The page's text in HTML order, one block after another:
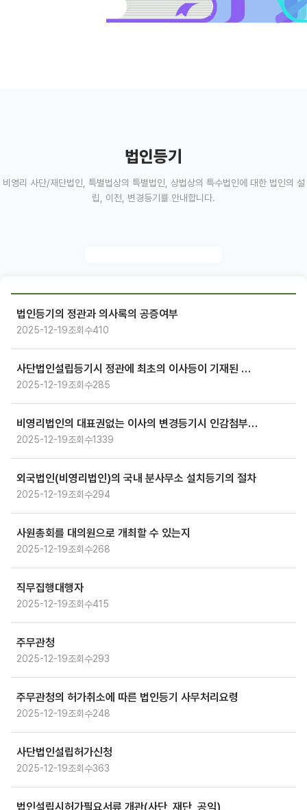
법인등기
비영리 사단/재단법인, 특별법상의 특별법인, 상법상의 특수법인에 대한 법인의 설
립, 이전, 변경등기를 안내합니다.
법인등기의 정관과 의사록의 공증여부
2025-12-19조회수410
사단법인설립등기시 정관에 최초의 이사등이 기재된 경우-이사의자격증명서면
2025-12-19조회수285
비영리법인의 대표권없는 이사의 변경등기시 인감첨부요부
2025-12-19조회수1339
외국법인(비영리법인)의 국내 분사무소 설치등기의 절차
2025-12-19조회수294
사원총회를 대의원으로 개최할 수 있는지
2025-12-19조회수268
직무집행대행자
2025-12-19조회수415
주무관청
2025-12-19조회수293
주무관청의 허가취소에 따른 법인등기 사무처리요령
2025-12-19조회수248
사단법인설립허가신청
2025-12-19조회수363
법인설립시허가필요서류 개관(사단, 재단, 공익)